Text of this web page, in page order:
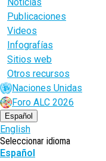
Publicaciones
Videos
Infografías
Sitios web
Otros recursos
Naciones Unidas
Foro ALC 2026
Español
English
Seleccionar idioma
Español